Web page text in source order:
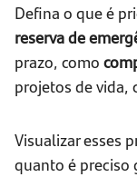
Defina o que é
reserva de
prazo, como
projetos de vida,
Visualizar esses
quanto é preciso